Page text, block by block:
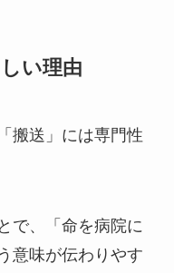
い理由
搬送」には専門性
で、「命を病院に
意味が伝わりやす